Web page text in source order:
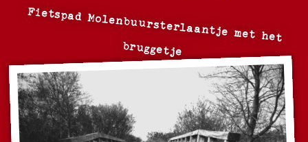
Fietspad Molenbuursterlaantje met het
bruggetje